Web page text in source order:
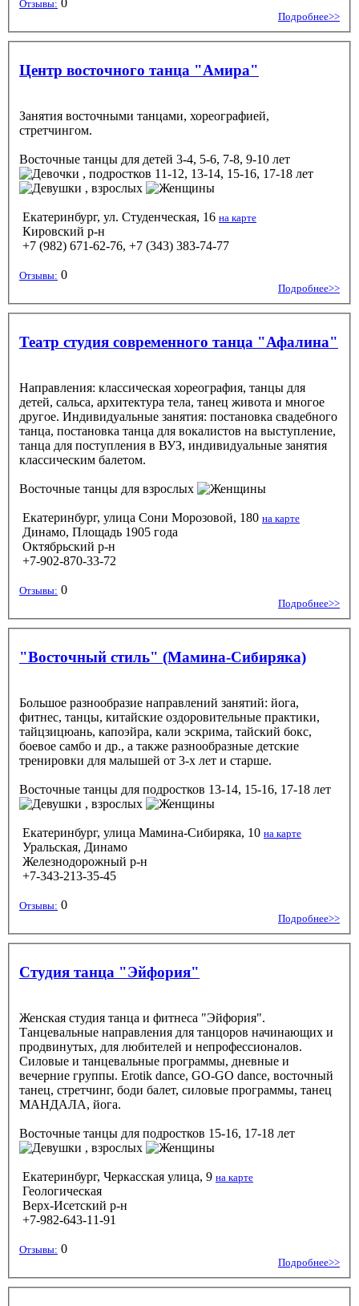
Отзывы:
Подробнее>>
Центр восточного танца "Амира"
Занятия восточными танцами, хореографией,
стретчингом.
Восточные танцы для детей 3-4, 5-6, 7-8, 9-10 лет
, подростков 11-12, 13-14, 15-16, 17-18 лет
, взрослых
Екатеринбург, ул. Студенческая, 16 на карте
Кировский р-н
+7 (982) 671-62-76, +7 (343) 383-74-77
Отзывы: 0
Подробнее>>
Театр студия современного танца "Афалина"
Направления: классическая хореография, танцы для
детей, сальса, архитектура тела, танец живота и многое
другое. Индивидуальные занятия: постановка свадебного
танца, постановка танца для вокалистов на выступление,
танца для поступления в ВУЗ, индивидуальные занятия
классическим балетом.
Восточные танцы для взрослых
Екатеринбург, улица Сони Морозовой, 180 на карте
Динамо, Площадь 1905 года
Октябрьский р-н
+7-902-870-33-72
Отзывы: 0
Подробнее>>
"Восточный стиль" (Мамина-Сибиряка)
Большое разнообразие направлений занятий: йога,
фитнес, танцы, китайские оздоровительные практики,
тайцзицюань, капоэйра, кали эскрима, тайский бокс,
боевое самбо и др., а также разнообразные детские
тренировки для малышей от 3-х лет и старше.
Восточные танцы для подростков 13-14, 15-16, 17-18 лет
, взрослых
Екатеринбург, улица Мамина-Сибиряка, 10 на карте
Уральская, Динамо
Железнодорожный р-н
+7-343-213-35-45
Отзывы: 0
Подробнее>>
Студия танца "Эйфория"
Женская студия танца и фитнеса "Эйфория".
Танцевальные направления для танцоров начинающих и
продвинутых, для любителей и непрофессионалов.
Силовые и танцевальные программы, дневные и
вечерние группы. Erotik dance, GO-GO dance, восточный
танец, стретчинг, боди балет, силовые программы, танец
МАНДАЛА, йога.
Восточные танцы для подростков 15-16, 17-18 лет
, взрослых
Екатеринбург, Черкасская улица, 9 на карте
Геологическая
Верх-Исетский р-н
+7-982-643-11-91
Отзывы: 0
Подробнее>>